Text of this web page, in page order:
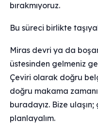
bırakmıyoruz.
Bu süreci birlikte
Miras devri ya da
üstesinden gelmeniz
Çeviri olarak doğru
doğru makama
buradayız. Bize
planlayalım.